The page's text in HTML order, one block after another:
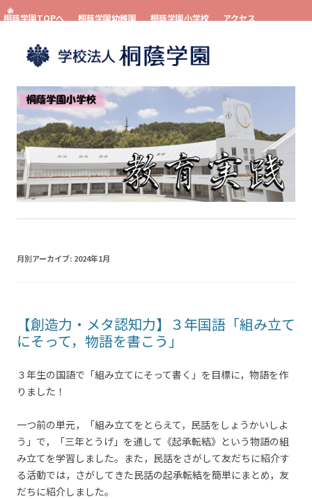
桐蔭学園TOPへ 桐蔭学園幼稚園 桐蔭学園小学校
アクセス
コンテンツへスキップ
月別アーカイブ: 2024年1月
【創造力・メタ認知力】３年国語「組み立て
にそって，物語を書こう」
３年生の国語で「組み立てにそって書く」を目標に，物語を作
りました！
一つ前の単元，「組み立てをとらえて，民話をしょうかいしよ
う」で，「三年とうげ」を通して《起承転結》という物語の組
み立てを学習しました。また，民話をさがして友だちに紹介す
る活動では，さがしてきた民話の起承転結を簡単にまとめ，友
だちに紹介しました。